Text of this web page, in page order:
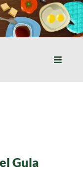
Toggle
Gula